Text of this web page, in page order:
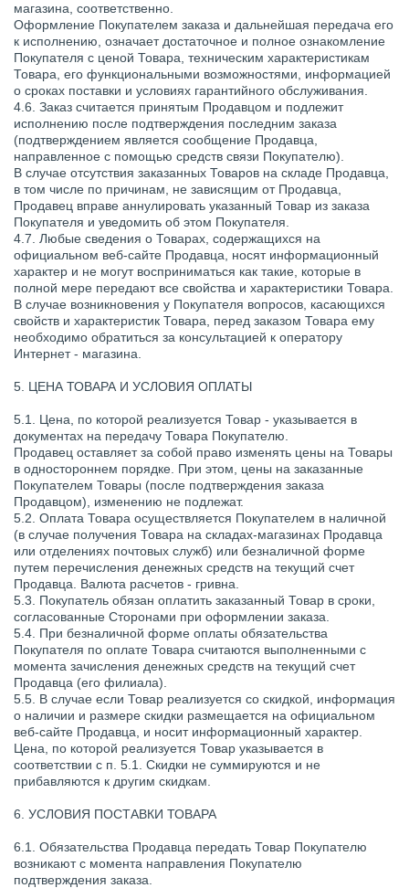
магазина, соответственно.
Оформление Покупателем заказа и дальнейшая передача его
к исполнению, означает достаточное и полное ознакомление
Покупателя с ценой Товара, техническим характеристикам
Товара, его функциональными возможностями, информацией
о сроках поставки и условиях гарантийного обслуживания.
4.6. Заказ считается принятым Продавцом и подлежит
исполнению после подтверждения последним заказа
(подтверждением является сообщение Продавца,
направленное с помощью средств связи Покупателю).
В случае отсутствия заказанных Товаров на складе Продавца,
в том числе по причинам, не зависящим от Продавца,
Продавец вправе аннулировать указанный Товар из заказа
Покупателя и уведомить об этом Покупателя.
4.7. Любые сведения о Товарах, содержащихся на
официальном веб-сайте Продавца, носят информационный
характер и не могут восприниматься как такие, которые в
полной мере передают все свойства и характеристики Товара.
В случае возникновения у Покупателя вопросов, касающихся
свойств и характеристик Товара, перед заказом Товара ему
необходимо обратиться за консультацией к оператору
Интернет - магазина.
5. ЦЕНА ТОВАРА И УСЛОВИЯ ОПЛАТЫ
5.1. Цена, по которой реализуется Товар - указывается в
документах на передачу Товара Покупателю.
Продавец оставляет за собой право изменять цены на Товары
в одностороннем порядке. При этом, цены на заказанные
Покупателем Товары (после подтверждения заказа
Продавцом), изменению не подлежат.
5.2. Оплата Товара осуществляется Покупателем в наличной
(в случае получения Товара на складах-магазинах Продавца
или отделениях почтовых служб) или безналичной форме
путем перечисления денежных средств на текущий счет
Продавца. Валюта расчетов - гривна.
5.3. Покупатель обязан оплатить заказанный Товар в сроки,
согласованные Сторонами при оформлении заказа.
5.4. При безналичной форме оплаты обязательства
Покупателя по оплате Товара считаются выполненными с
момента зачисления денежных средств на текущий счет
Продавца (его филиала).
5.5. В случае если Товар реализуется со скидкой, информация
о наличии и размере скидки размещается на официальном
веб-сайте Продавца, и носит информационный характер.
Цена, по которой реализуется Товар указывается в
соответствии с п. 5.1. Скидки не суммируются и не
прибавляются к другим скидкам.
6. УСЛОВИЯ ПОСТАВКИ ТОВАРА
6.1. Обязательства Продавца передать Товар Покупателю
возникают с момента направления Покупателю
подтверждения заказа.